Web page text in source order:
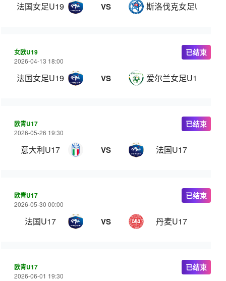
法国女足U19 VS 斯洛伐克女足U19
女欧U19
2026-04-13 18:00
法国女足U19 VS 爱尔兰女足U19
已结束
欧青U17
2026-05-26 19:30
意大利U17 VS 法国U17
已结束
欧青U17
2026-05-30 00:00
法国U17 VS 丹麦U17
已结束
欧青U17
2026-06-01 19:30
已结束